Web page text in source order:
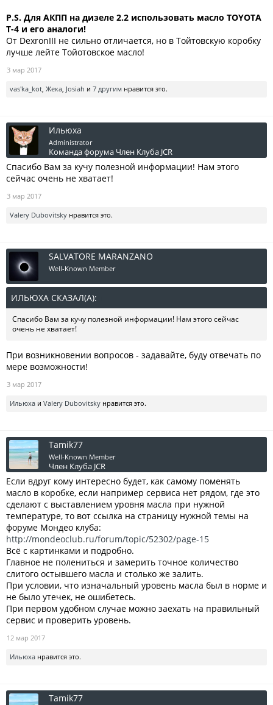
P.S. Для АКПП на дизеле 2.2 использовать масло TOYOTA
T-4 и его аналоги!
От DexronIII не сильно отличается, но в Тойтовскую коробку
лучше лейте Тойотовское масло!
3 мар 2017
vas'ka_kot, Жека, Josiah и 7 другим нравится это.
Ильюха
Administrator
Команда форума Член Клуба JCR
Спасибо Вам за кучу полезной информации! Нам этого
сейчас очень не хватает!
3 мар 2017
Valery Dubovitsky нравится это.
SALVATORE MARANZANO
Well-Known Member
ИЛЬЮХА СКАЗАЛ(А):
Спасибо Вам за кучу полезной информации! Нам этого сейчас
очень не хватает!
При возникновении вопросов - задавайте, буду отвечать по
мере возможности!
3 мар 2017
Ильюха и Valery Dubovitsky нравится это.
Tamik77
Well-Known Member
Член Клуба JCR
Если вдруг кому интересно будет, как самому поменять
масло в коробке, если например сервиса нет рядом, где это
сделают с выставлением уровня масла при нужной
температуре, то вот ссылка на страницу нужной темы на
форуме Мондео клуба:
http://mondeoclub.ru/forum/topic/52302/page-15
Всё с картинками и подробно.
Главное не полениться и замерить точное количество
слитого остывшего масла и столько же залить.
При условии, что изначальный уровень масла был в норме и
не было утечек, не ошибетесь.
При первом удобном случае можно заехать на правильный
сервис и проверить уровень.
12 мар 2017
Ильюха нравится это.
Tamik77